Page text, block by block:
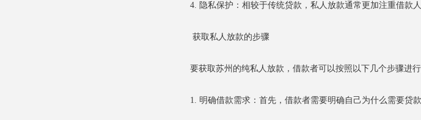
4. 隐私保护：相较于传统贷款，私人放款通常更加注重借款
获取私人放款的步骤
要获取苏州的纯私人放款，借款者可以按照以下几个步骤进行
1. 明确借款需求：首先，借款者需要明确自己为什么需要贷